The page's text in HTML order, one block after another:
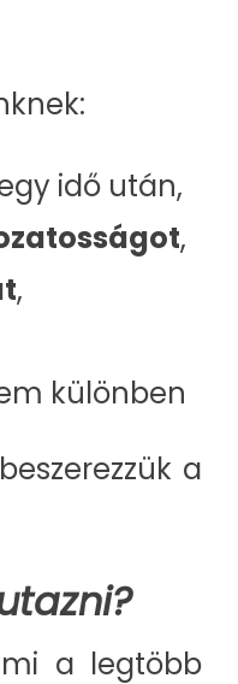
idő után,
,
,
különben
a
a legtöbb